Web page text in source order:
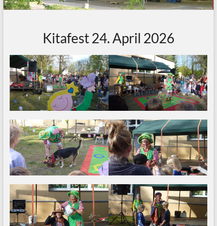
Kitafest 24. April 2026